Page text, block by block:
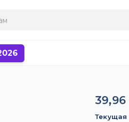
39,96
Текущая